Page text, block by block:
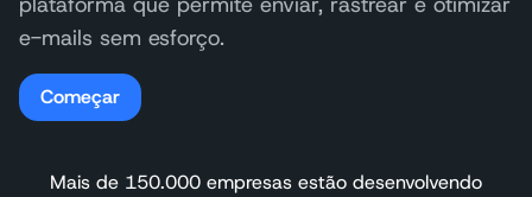
e-mails sem esforço.
Começar
Mais de 150.000 empresas estão desenvolvendo